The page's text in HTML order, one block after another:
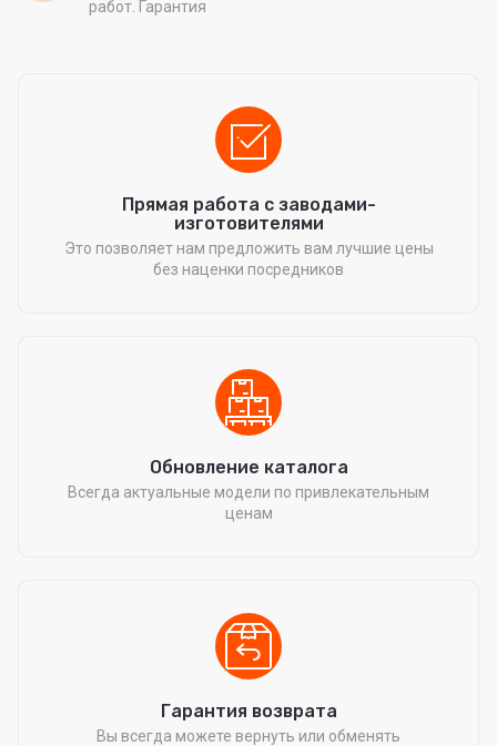
работ. Гарантия
Прямая работа с заводами-
изготовителями
Это позволяет нам предложить вам лучшие цены
без наценки посредников
Обновление каталога
Всегда актуальные модели по привлекательным
ценам
Гарантия возврата
Вы всегда можете вернуть или обменять